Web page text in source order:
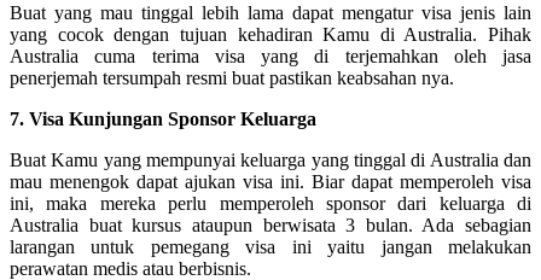
Buat yang mau tinggal lebih lama dapat mengatur visa jenis lain
yang cocok dengan tujuan kehadiran Kamu di Australia. Pihak
Australia cuma terima visa yang di terjemahkan oleh jasa
penerjemah tersumpah resmi buat pastikan keabsahan nya.
7. Visa Kunjungan Sponsor Keluarga
Buat Kamu yang mempunyai keluarga yang tinggal di Australia dan
mau menengok dapat ajukan visa ini. Biar dapat memperoleh visa
ini, maka mereka perlu memperoleh sponsor dari keluarga di
Australia buat kursus ataupun berwisata 3 bulan. Ada sebagian
larangan untuk pemegang visa ini yaitu jangan melakukan
perawatan medis atau berbisnis.